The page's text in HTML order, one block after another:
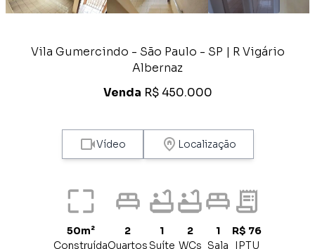
Vila Gumercindo - São Paulo - SP | R Vigário
Albernaz
Venda R$ 450.000
Vídeo Localização
50m²
Construída
2
Quartos
1
Suíte
2
WCs
1
Sala
R$ 76
IPTU